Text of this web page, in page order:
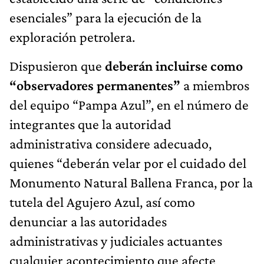
esenciales” para la ejecución de la
exploración petrolera.
Dispusieron que deberán incluirse como
“observadores permanentes” a miembros
del equipo “Pampa Azul”, en el número de
integrantes que la autoridad
administrativa considere adecuado,
quienes “deberán velar por el cuidado del
Monumento Natural Ballena Franca, por la
tutela del Agujero Azul, así como
denunciar a las autoridades
administrativas y judiciales actuantes
cualquier acontecimiento que afecte